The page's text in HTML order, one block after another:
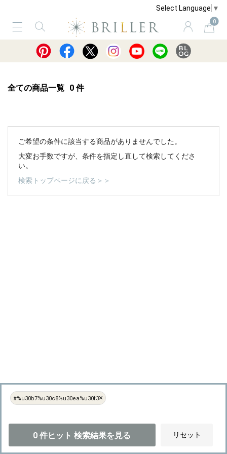
#%u30b7%u30c8%u30ea%u30f3×
0 件ヒット 検索結果を見る リセット
Select Language ▼
0
サービス ショッピングガイド 買取
全ての商品一覧 0 件
ご希望の条件に該当する商品がありませんでした。
大変お手数ですが、条件を指定し直して検索してくださ
い。
検索トップページに戻る＞＞